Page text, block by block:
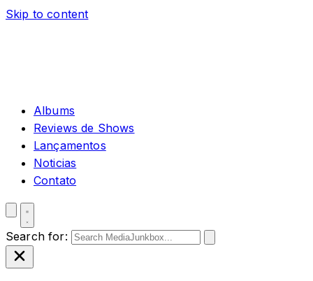
Skip to content
Albums
Reviews de Shows
Lançamentos
Noticias
Contato
Search for: